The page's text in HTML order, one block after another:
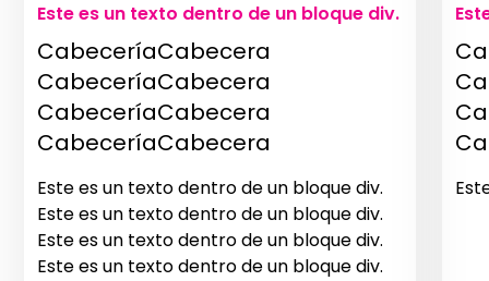
Este es un texto dentro de un bloque div.
CabeceríaCabecera
CabeceríaCabecera
CabeceríaCabecera
CabeceríaCabecera
Este es un texto dentro de un bloque div.
Este es un texto dentro de un bloque div.
Este es un texto dentro de un bloque div.
Este es un texto dentro de un bloque div.